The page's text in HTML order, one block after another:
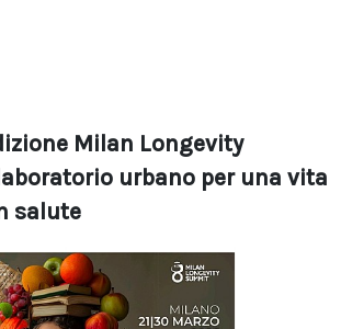
Milan Longevity
urbano per una vita
salute